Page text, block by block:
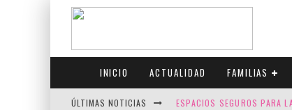
INICIO ACTUALIDAD FAMILIAS
ÚLTIMAS NOTICIAS ESPACIOS SEGUROS PARA